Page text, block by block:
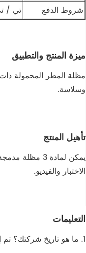
شروط الدفع
تي /
ميزة المنتج والتطبيق
وسلاسة.
تأهيل المنتج
يمكن لمادة 3
الاختبار والفيديو.
التعليمات
1. ما هو تاريخ شركتك؟ تم إنشاء مصنع المظلات الخاص بنا في عام 1995، وهو تاريخ عمره 25 عامًا.